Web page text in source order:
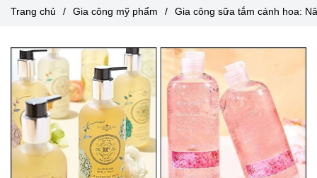
Trang chủ / Gia công mỹ phẩm / Gia công sữa tắm cánh hoa: